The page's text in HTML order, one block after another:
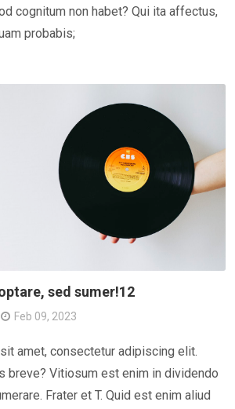
cognitum non habet? Qui ita affectus,
probabis;
sed sumer!12
Feb 09, 2023
amet, consectetur adipiscing elit.
breve? Vitiosum est enim in dividendo
Frater et T. Quid est enim aliud